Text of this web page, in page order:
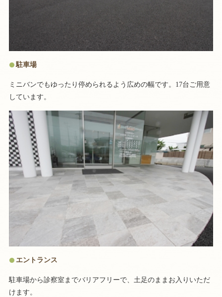
駐車場
ミニバンでもゆったり停められるよう広めの幅です。17台ご用意
しています。
エントランス
駐車場から診察室までバリアフリーで、土足のままお入りいただ
けます。